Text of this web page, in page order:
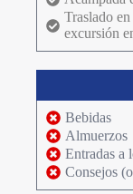
Traslado
excursión
Bebidas
Almuerzos
Entradas a
Consejos